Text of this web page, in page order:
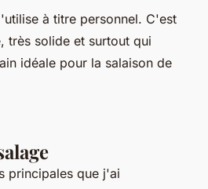
à titre personnel. C'est
très solide et surtout qui
idéale pour la salaison de
principales que j'ai